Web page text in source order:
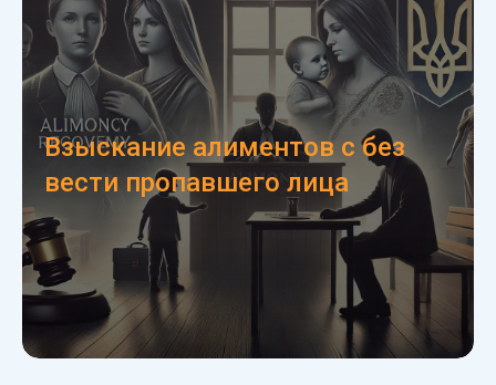
Взыскание алиментов с без
вести пропавшего лица